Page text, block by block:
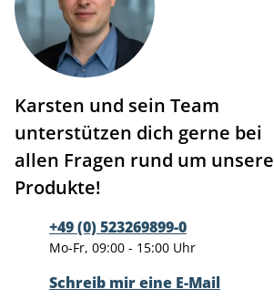
Karsten und sein Team
unterstützen dich gerne bei
allen Fragen rund um unsere
Produkte!
+49 (0) 523269899-0
Mo-Fr, 09:00 - 15:00 Uhr
Schreib mir eine E-Mail